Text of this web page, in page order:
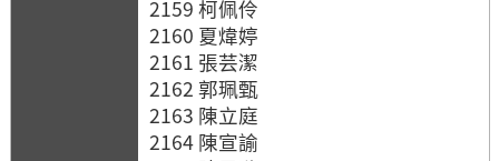
2159 柯佩伶
2160 夏煒婷
2161 張芸潔
2162 郭珮甄
2163 陳立庭
2164 陳宣諭